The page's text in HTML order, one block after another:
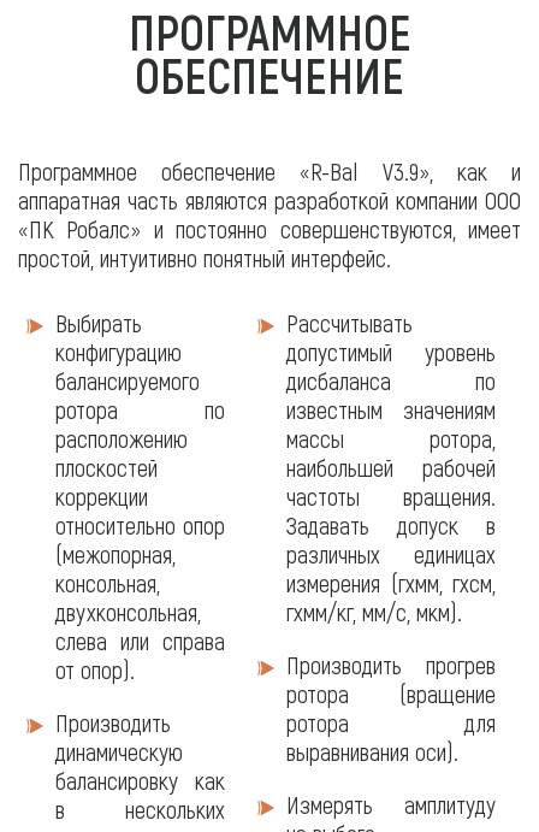
ПРОГРАММНОЕ
ОБЕСПЕЧЕНИЕ
Программное обеспечение «R-Bal V3.9», как и
аппаратная часть являются разработкой компании ООО
«ПК Робалс» и постоянно совершенствуются, имеет
простой, интуитивно понятный интерфейс.
Программное
обеспечение
Выбирать
конфигурацию
балансируемого
ротора по
расположению
плоскостей
коррекции
относительно опор
(межопорная,
консольная,
двухконсольная,
слева или справа
от опор).
Производить
динамическую
балансировку как
в нескольких
Рассчитывать
допустимый уровень
дисбаланса по
известным значениям
массы ротора,
наибольшей рабочей
частоты вращения.
Задавать допуск в
различных единицах
измерения (гхмм, гхсм,
гхмм/кг, мм/с, мкм).
Производить прогрев
ротора (вращение
ротора для
выравнивания оси).
Измерять амплитуду